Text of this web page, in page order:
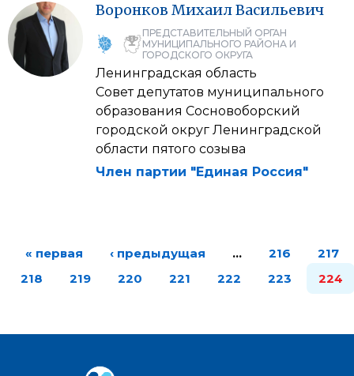
Воронков МихаилВасильевич
ПРЕДСТАВИТЕЛЬНЫЙ ОРГАН
МУНИЦИПАЛЬНОГО РАЙОНА И
ГОРОДСКОГО ОКРУГА
Ленинградская область
Совет депутатов муниципального
образования Сосновоборский
городской округ Ленинградской
области пятого созыва
Член партии "Единая Россия"
« первая ‹ предыдущая … 216
217
218
219 220 221 222 223 224